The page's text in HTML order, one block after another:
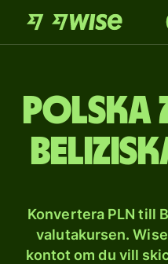
Konvertera PLN till
valutakursen.
kontot om du vill